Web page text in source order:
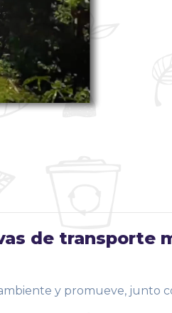
de transporte
y promueve, junto